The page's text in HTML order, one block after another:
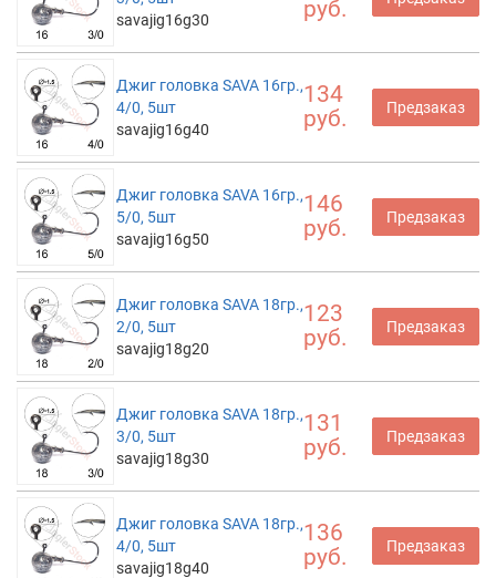
savajig16g30
руб.
Джиг головка SAVA 16гр.,
4/0, 5шт
savajig16g40
134
руб.
Предзаказ
Джиг головка SAVA 16гр.,
5/0, 5шт
savajig16g50
146
руб.
Предзаказ
Джиг головка SAVA 18гр.,
2/0, 5шт
savajig18g20
123
руб.
Предзаказ
Джиг головка SAVA 18гр.,
3/0, 5шт
savajig18g30
131
руб.
Предзаказ
Джиг головка SAVA 18гр.,
4/0, 5шт
savajig18g40
136
руб.
Предзаказ